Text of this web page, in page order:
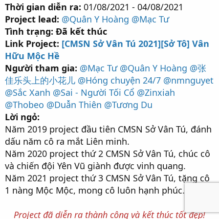
Thời gian diễn ra: 01/08/2021 - 04/08/2021
Project lead: @Quân Y Hoàng @Mạc Tư
Tình trạng: Đã kết thúc
Link Project: [CMSN Sở Vân Tú 2021][Sở Tô] Vân
Hữu Mộc Hề
Người tham gia: @Mạc Tư @Quân Y Hoàng @张
佳乐头上的小花儿 @Hóng chuyện 24/7 @nmnguyet
@Sắc Xanh @Sai - Người Tối Cổ @Zinxiah
@Thobeo @Duẫn Thiên @Tương Du
Lời ngỏ:
Năm 2019 project đầu tiên CMSN Sở Vân Tú, đánh
dấu năm cô ra mắt Liên minh.
Năm 2020 project thứ 2 CMSN Sở Vân Tú, chúc cô
và chiến đội Yên Vũ giành được vinh quang.
Năm 2021 project thứ 3 CMSN Sở Vân Tú, tặng cô
1 nàng Mộc Mộc, mong cô luôn hạnh phúc.
Project đã diễn ra thành công và kết thúc tốt đẹp!